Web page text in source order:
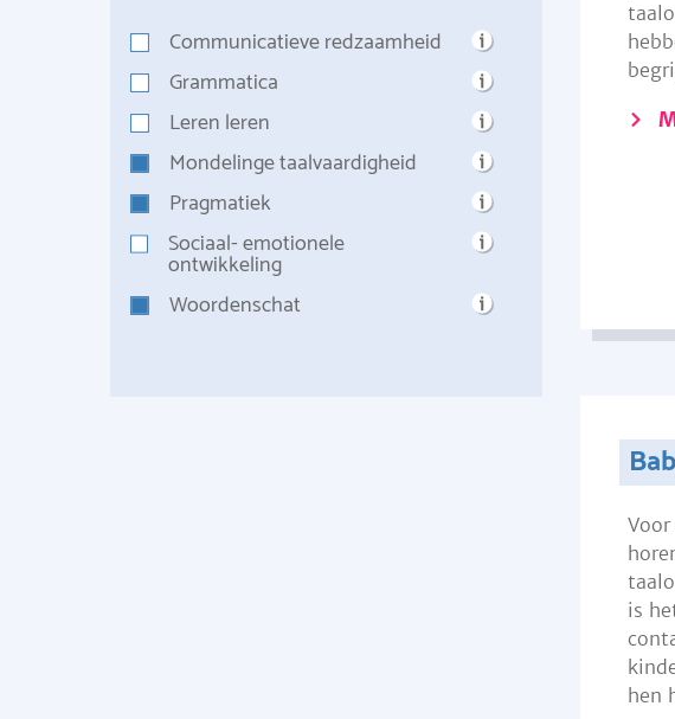
Communicatieve redzaamheid
Grammatica
Leren leren
Mondelinge taalvaardigheid
Pragmatiek
Sociaal- emotionele
ontwikkeling
Woordenschat
is
hen